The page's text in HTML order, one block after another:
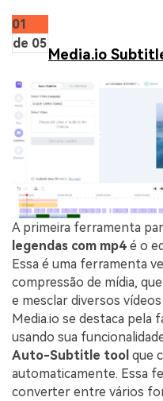
01
de 05
Media.io
A primeira ferramenta
legendas com mp4 é o
Essa é uma ferramenta
compressão de mídia,
e mesclar diversos
Media.io se destaca pela
usando sua
Auto-Subtitle tool que
automaticamente. Essa
converter entre vários